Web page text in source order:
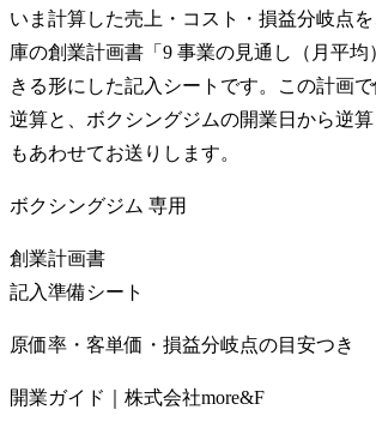
いま計算した売上・コスト・損益分岐点
庫の創業計画書「9 事業の見通し（月平
きる形にした記入シートです。この計画
逆算と、ボクシングジムの開業日から逆
もあわせてお送りします。
ボクシングジム 専用
創業計画書
記入準備シート
原価率・客単価・損益分岐点の目安つき
開業ガイド｜株式会社more&F